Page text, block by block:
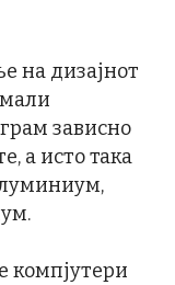
на дизајнот
зависно
а исто така
компјутери